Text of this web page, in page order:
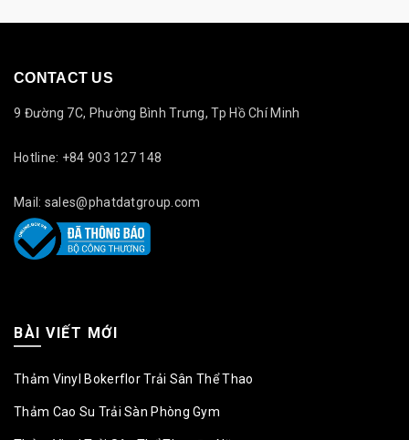
CONTACT US
9 Đường 7C, Phường Bình Trưng, Tp Hồ Chí Minh
Hotline: +84 903 127 148
Mail: sales@phatdatgroup.com
BÀI VIẾT MỚI
Thảm Vinyl Bokerflor Trải Sân Thể Thao
Thảm Cao Su Trải Sàn Phòng Gym